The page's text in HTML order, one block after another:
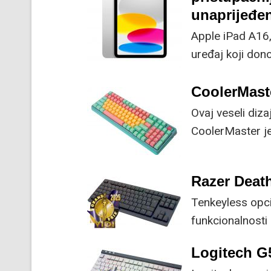
Apple iPad
uređaj koji
Ovaj veseli
CoolerMaster
Razer
Tenkeyless
funkcionalnosti
Logitech